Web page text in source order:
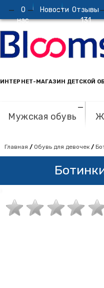
О
нас
Новости Отзывы
131
ИНТЕРНЕТ-МАГАЗИН ДЕТСКОЙ
Мужская обувь
Главная / Обувь для девочек /